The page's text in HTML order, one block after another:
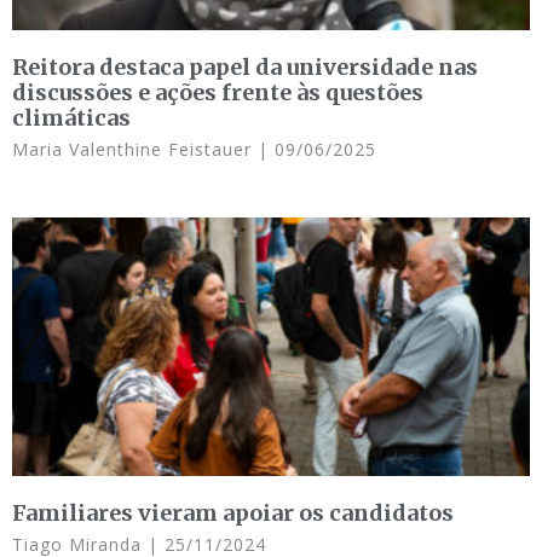
Reitora destaca papel da universidade nas
discussões e ações frente às questões
climáticas
Maria Valenthine Feistauer 09/06/2025
Familiares vieram apoiar os candidatos
Tiago Miranda 25/11/2024